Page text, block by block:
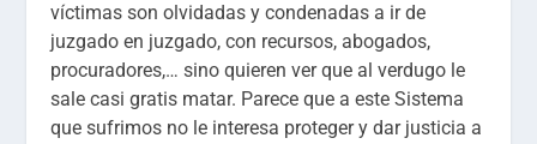
víctimas son olvidadas y condenadas a ir de
juzgado en juzgado, con recursos, abogados,
procuradores,… sino quieren ver que al verdugo le
sale casi gratis matar. Parece que a este Sistema
que sufrimos no le interesa proteger y dar justicia a